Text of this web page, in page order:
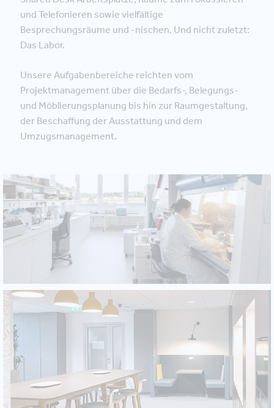
und Telefonieren sowie vielfältige
Besprechungsräume und -nischen. Und nicht zuletzt:
Das Labor.
Unsere Aufgabenbereiche reichten vom
Projektmanagement über die Bedarfs-, Belegungs-
und Möblierungsplanung bis hin zur Raumgestaltung,
der Beschaffung der Ausstattung und dem
Umzugsmanagement.